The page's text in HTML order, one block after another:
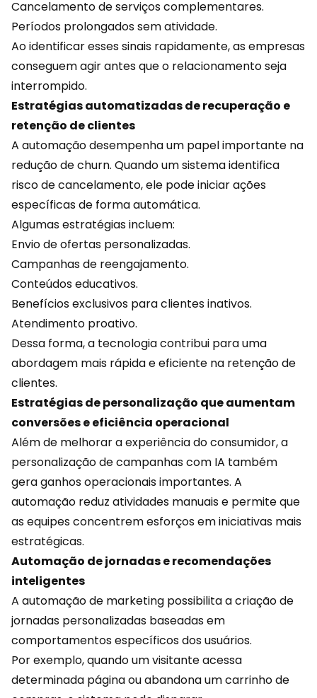
Cancelamento de serviços complementares.
Períodos prolongados sem atividade.
Ao identificar esses sinais rapidamente, as empresas
conseguem agir antes que o relacionamento seja
interrompido.
Estratégias automatizadas de recuperação e
retenção de clientes
A automação desempenha um papel importante na
redução de churn. Quando um sistema identifica
risco de cancelamento, ele pode iniciar ações
específicas de forma automática.
Algumas estratégias incluem:
Envio deofertas personalizadas.
Campanhas de reengajamento.
Conteúdos educativos.
Benefícios exclusivos para clientes inativos.
Atendimento proativo.
Dessa forma, a tecnologia contribui para uma
abordagem mais rápida e eficiente na retenção de
clientes.
Estratégias de personalização que aumentam
conversões e eficiência operacional
Além de melhorar a experiência do consumidor, a
personalização de campanhas com IA também
gera ganhos operacionais importantes. A
automação reduz atividades manuais e permite que
as equipes concentrem esforços em iniciativas mais
estratégicas.
Automação de jornadas e recomendações
inteligentes
A automação de marketing possibilita a criação de
jornadas personalizadas baseadas em
comportamentos específicos dos usuários.
Por exemplo, quando um visitante acessa
determinada página ou abandona um carrinho de